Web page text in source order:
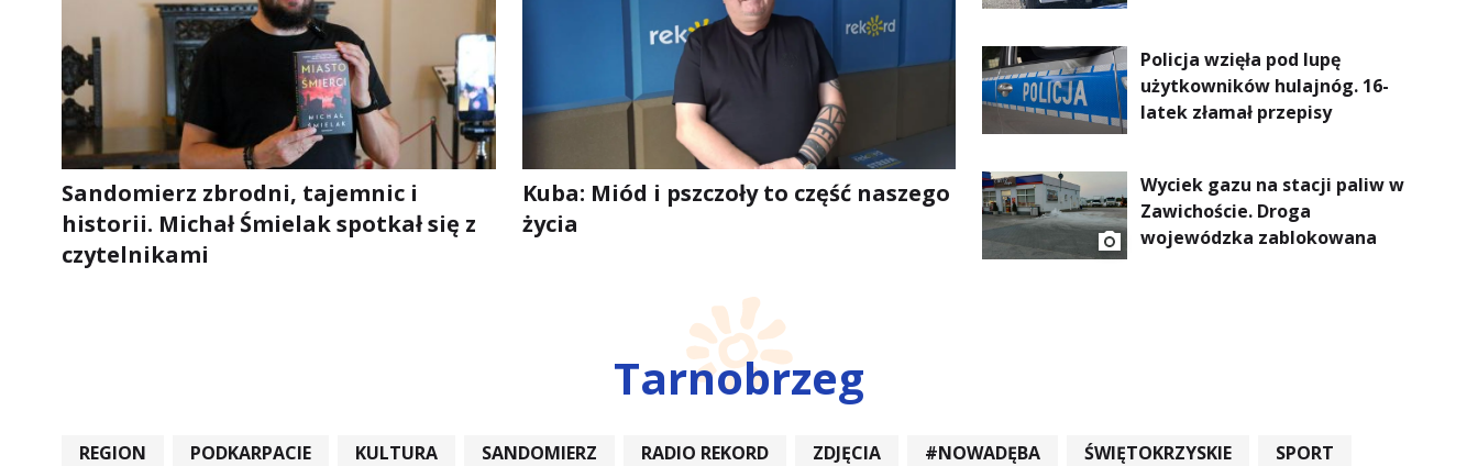
Sandomierz zbrodni, tajemnic i
historii. Michał Śmielak spotkał się z
czytelnikami
Kuba: Miód i pszczoły to część naszego
życia
Policja wzięła pod lupę
użytkowników hulajnóg. 16-
latek złamał przepisy
Wyciek gazu na stacji paliw w
Zawichoście. Droga
wojewódzka zablokowana
Tarnobrzeg
REGION PODKARPACIE KULTURA SANDOMIERZ RADIO REKORD ZDJĘCIA #NOWADĘBA ŚWIĘTOKRZYSKIE
SPORT